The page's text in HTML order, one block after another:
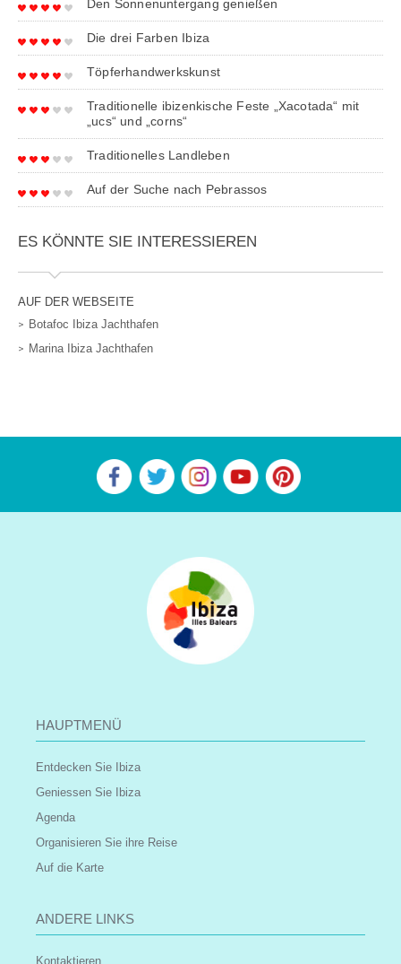
Den Sonnenuntergang genießen
Die drei Farben Ibiza
Töpferhandwerkskunst
Traditionelle ibizenkische Feste „Xacotada“ mit
„ucs“ und „corns“
Traditionelles Landleben
Auf der Suche nach Pebrassos
ES KÖNNTE SIE INTERESSIEREN
AUF DER WEBSEITE
Botafoc Ibiza Jachthafen
Marina Ibiza Jachthafen
HAUPTMENÜ
Entdecken Sie Ibiza
Geniessen Sie Ibiza
Agenda
Organisieren Sie ihre Reise
Auf die Karte
ANDERE LINKS
Kontaktieren